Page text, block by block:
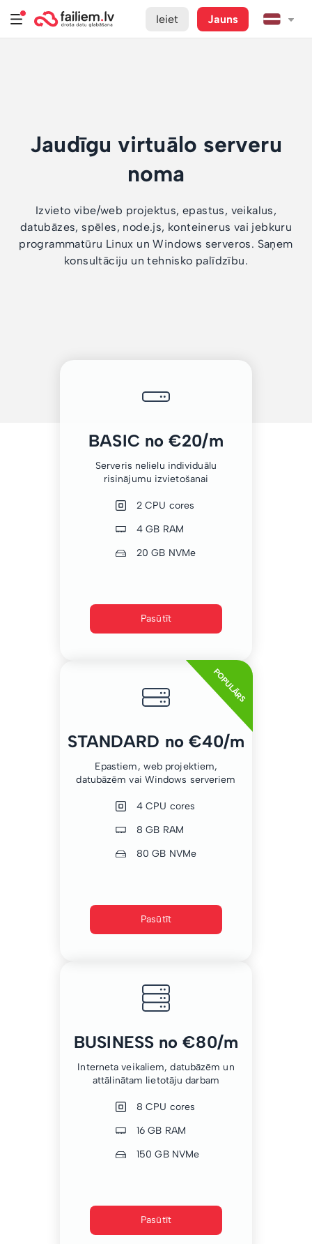
Ieiet Jauns
Jaudīgu virtuālo serveru
noma
Izvieto vibe/web projektus, epastus, veikalus,
datubāzes, spēles, node.js, konteinerus vai jebkuru
programmatūru Linux un Windows serveros. Saņem
konsultāciju un tehnisko palīdzību.
BASIC no €20/m
Serveris nelielu individuālu
risinājumu izvietošanai
2 CPU cores
4 GB RAM
20 GB NVMe
Pasūtīt
POPULĀRS
STANDARD no €40/m
Epastiem, web projektiem,
datubāzēm vai Windows serveriem
4 CPU cores
8 GB RAM
80 GB NVMe
Pasūtīt
BUSINESS no €80/m
Interneta veikaliem, datubāzēm un
attālinātam lietotāju darbam
8 CPU cores
16 GB RAM
150 GB NVMe
Pasūtīt